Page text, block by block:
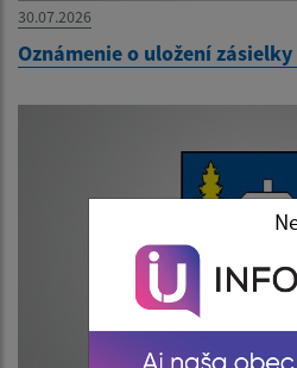
30.07.2026
Oznámenie o uložení